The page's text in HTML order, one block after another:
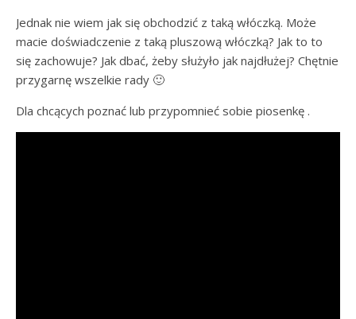
Jednak nie wiem jak się obchodzić z taką włóczką. Może
macie doświadczenie z taką pluszową włóczką? Jak to to
się zachowuje? Jak dbać, żeby służyło jak najdłużej? Chętnie
przygarnę wszelkie rady 🙂
Dla chcących poznać lub przypomnieć sobie piosenkę .